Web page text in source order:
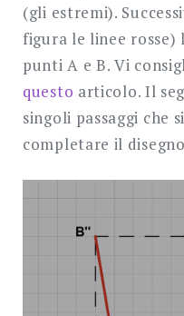
(gli estremi).
figura le linee rosse)
punti A e B. Vi
questo articolo. Il
singoli passaggi che
completare il